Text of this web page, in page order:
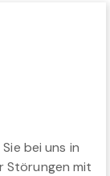
bei uns in
Störungen mit